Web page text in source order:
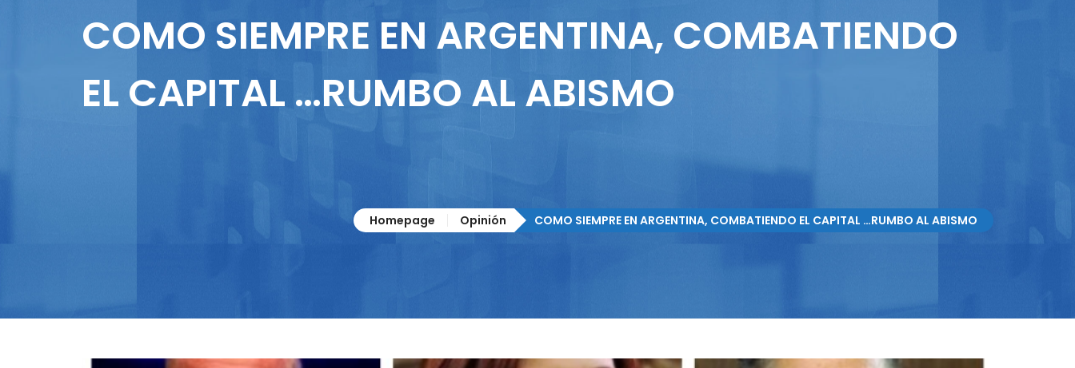
COMO SIEMPRE EN ARGENTINA, COMBATIENDO
EL CAPITAL …RUMBO AL ABISMO
Homepage Opinión COMO SIEMPRE EN ARGENTINA, COMBATIENDO EL CAPITAL …RUMBO AL ABISMO